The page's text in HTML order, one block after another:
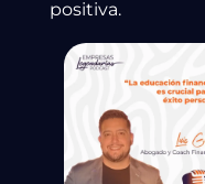
positiva.